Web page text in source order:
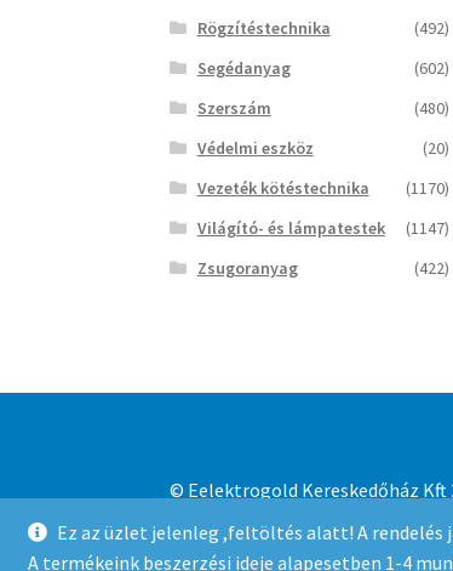
Ez az üzlet jelenleg ,feltöltés alatt! A
A termékeink beszerzési ideje alapesetben 1-4
Rögzítéstechnika
(492)
Segédanyag
(602)
Szerszám
(480)
Védelmi eszköz
(20)
Vezeték kötéstechnika
(1170)
Világító- és lámpatestek
(1147)
Zsugoranyag
(422)
© Eelektrogold Kereskedőház Kft
Adatvédelmi irányelvek
Built